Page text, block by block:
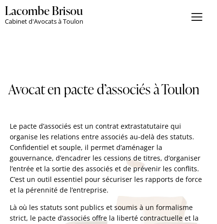
Lacombe Brisou
Cabinet d'Avocats à Toulon
Avocat en pacte d’associés à Toulon
Le pacte d’associés est un contrat extrastatutaire qui
organise les relations entre associés au-delà des statuts.
Confidentiel et souple, il permet d’aménager la
gouvernance, d’encadrer les cessions de titres, d’organiser
l’entrée et la sortie des associés et de prévenir les conflits.
C’est un outil essentiel pour sécuriser les rapports de force
et la pérennité de l’entreprise.
Là où les statuts sont publics et soumis à un formalisme
strict, le pacte d’associés offre la liberté contractuelle et la